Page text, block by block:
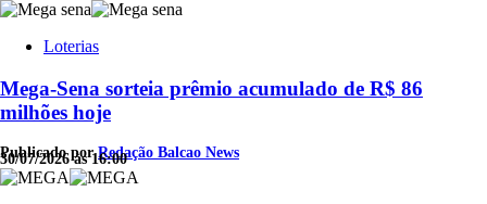
Loterias
Mega-Sena sorteia prêmio acumulado de R$ 86
milhões hoje
Publicado porRedação Balcao News
30/07/2026 às 16:00